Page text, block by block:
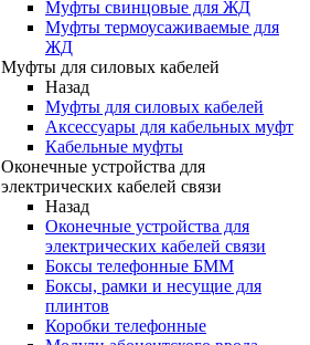
Муфты свинцовые для ЖД
Муфты термоусаживаемые для
ЖД
Муфты для силовых кабелей
Назад
Муфты для силовых кабелей
Аксессуары для кабельных муфт
Кабельные муфты
Оконечные устройства для
электрических кабелей связи
Назад
Оконечные устройства для
электрических кабелей связи
Боксы телефонные БММ
Боксы, рамки и несущие для
плинтов
Коробки телефонные